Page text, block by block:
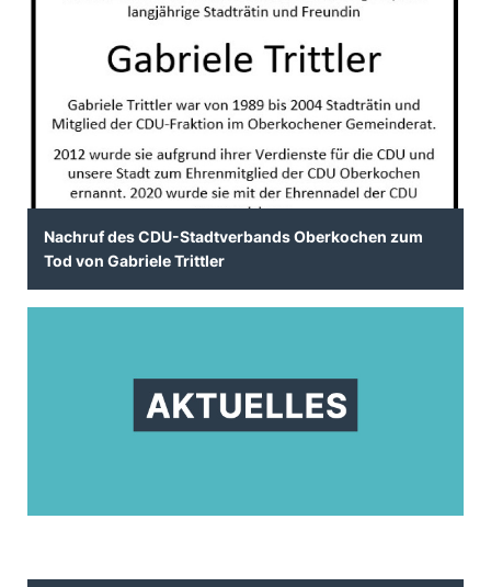
Nachruf des CDU-Stadtverbands Oberkochen zum
Tod von Gabriele Trittler